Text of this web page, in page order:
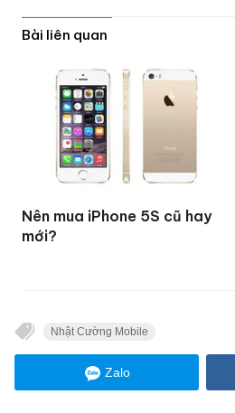
Bài liên quan
Nên mua iPhone 5S cũ hay
mới?
Nhật Cường Mobile
Zalo